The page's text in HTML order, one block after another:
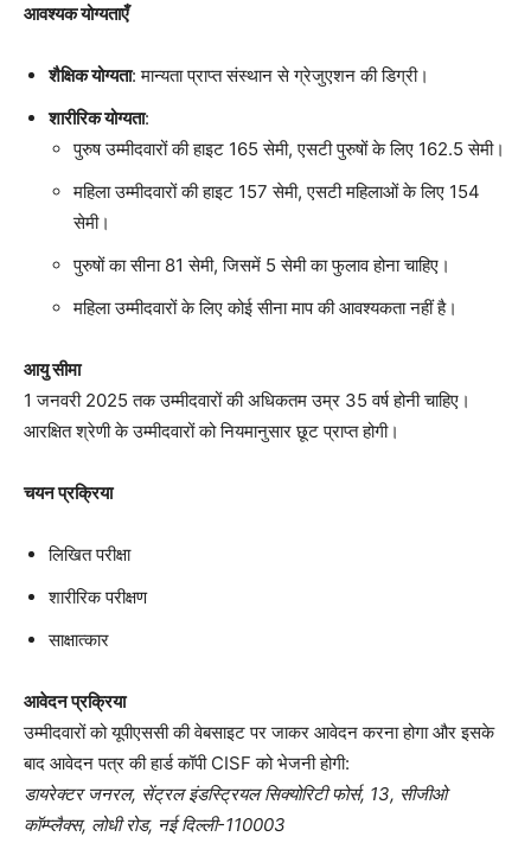
आवश्यक योग्यताएँ
शैक्षिक योग्यता: मान्यता प्राप्त संस्थान से ग्रेजुएशन की डिग्री।
शारीरिक योग्यता:
पुरुष उम्मीदवारों की हाइट 165 सेमी, एसटी पुरुषों के लिए 162.5 सेमी।
महिला उम्मीदवारों की हाइट 157 सेमी, एसटी महिलाओं के लिए 154
सेमी।
पुरुषों का सीना 81 सेमी, जिसमें 5 सेमी का फुलाव होना चाहिए।
महिला उम्मीदवारों के लिए कोई सीना माप की आवश्यकता नहीं है।
आयु सीमा
1 जनवरी 2025 तक उम्मीदवारों की अधिकतम उम्र 35 वर्ष होनी चाहिए।
आरक्षित श्रेणी के उम्मीदवारों को नियमानुसार छूट प्राप्त होगी।
चयन प्रक्रिया
लिखित परीक्षा
शारीरिक परीक्षण
साक्षात्कार
आवेदन प्रक्रिया
उम्मीदवारों को यूपीएससी की वेबसाइट पर जाकर आवेदन करना होगा और इसके
बाद आवेदन पत्र की हार्ड कॉपी CISF को भेजनी होगी:
डायरेक्टर जनरल, सेंट्रल इंडस्ट्रियल सिक्योरिटी फोर्स, 13, सीजीओ
कॉम्प्लैक्स, लोधी रोड, नई दिल्ली-110003